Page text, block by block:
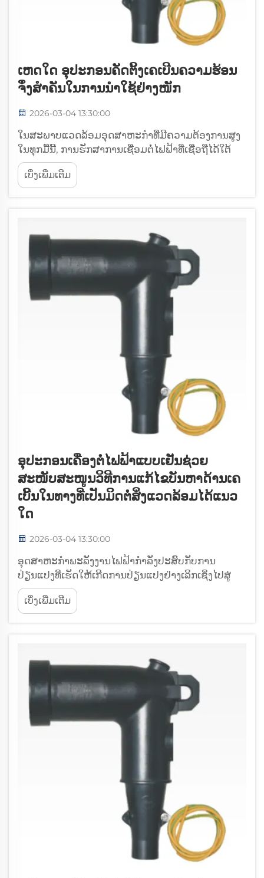
ເຫດໃດ ອຸປະກອນຄັດຕິ້ງເຄເບີນຄວາມຮ້ອນ
ຈຶ່ງສຳຄັນໃນການນຳໃຊ້ຢ່າງໜັກ
2026-03-04 13:30:00
ໃນສະພາບແວດລ້ອມອຸດສາຫະກຳທີ່ມີຄວາມຕ້ອງການສູງ
ໃນທຸກມື້ນີ້, ການຮັກສາການເຊື່ອມຕໍ່ໄຟຟ້າທີ່ເຊື່ອຖືໄດ້ໃຕ້
ສະພາບການທີ່ຮຸນແຮງຕ້ອງການອຸປະກອນທີ່ເປັນພິເສດເຊິ່ງ
ຖືກອອກແບບມາເພື່ອຕ້ານທານປັດໄຈດ້ານສິ່ງແວດລ້ອມທີ່
ຮຸນແຮງ. ອຸປະກອນເສີມສຳລັບເຄເບີລ້ຽວຄວາມຮ້ອນໄດ້
ເບິ່ງເພີ່ມເຕີມ
ອຸປະກອນເຄື່ອງຕໍ່ໄຟຟ້າແບບເຢັນຊ່ວຍ
ສະໜັບສະໜູນວິທີການແກ້ໄຂບັນຫາດ້ານເຄ
ເບີ້ນໃນທາງທີ່ເປັນມິດຕໍ່ສິ່ງແວດລ້ອມໄດ້ແນວ
ໃດ
2026-03-04 13:30:00
ອຸດສາຫະກຳພະລັງງານໄຟຟ້າກຳລັງປະສົບກັບການ
ປ່ຽນແປງທີ່ເຮັດໃຫ້ເກີດການປ່ຽນແປງຢ່າງເລິກເຊິ່ງໄປສູ່
ການປະຕິບັດທີ່ຍືນຍົງ, ໂດຍທີ່ອຸປະກອນເສີມສຳລັບເຄເບີ
ລ້ຽວເຢັນໄດ້ເກີດຂຶ້ນເປັນສ່ວນປະກອບທີ່ສຳຄັນໃນວິທີແກ້ໄຂ
ເຄເບີລ້ຽວທີ່ເປັນມິດຕໍ່ສິ່ງແວດລ້ອມ. ຜະລິດຕະພັນທີ່
ເບິ່ງເພີ່ມເຕີມ